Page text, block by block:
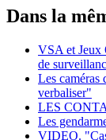
Dans la
VSA et Jeux
de
Les caméras
verbaliser"
LES
Les
VIDEO.